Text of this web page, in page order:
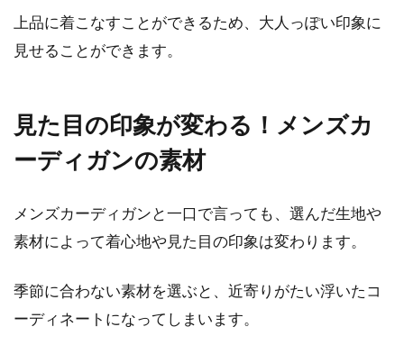
スカートでお洒落に！おすすめはベ
目次 1 そもそもフレアスカートってなに？2 ベ
ージュのフレアスカート！春の着こなしは爽や
かに決める...
上品に着こなすことができるため、大人っぽい印象に
見せることができます。
見た目の印象が変わる！メンズカ
ーディガンの素材
メンズカーディガンと一口で言っても、選んだ生地や
素材によって着心地や見た目の印象は変わります。
季節に合わない素材を選ぶと、近寄りがたい浮いたコ
ーディネートになってしまいます。